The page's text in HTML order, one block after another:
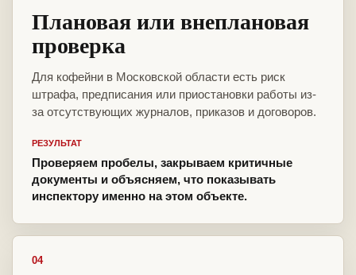
Плановая или внеплановая
проверка
Для кофейни в Московской области есть риск
штрафа, предписания или приостановки работы из-
за отсутствующих журналов, приказов и договоров.
РЕЗУЛЬТАТ
Проверяем пробелы, закрываем критичные
документы и объясняем, что показывать
инспектору именно на этом объекте.
04